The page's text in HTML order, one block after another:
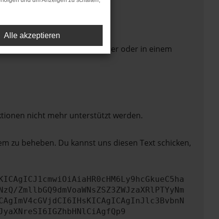
in einem anderen Browser oder in einem
nicht mehr unterstützt werden.
zu beheben. Du kannst uns diesen Text schicken,
Alle akzeptieren